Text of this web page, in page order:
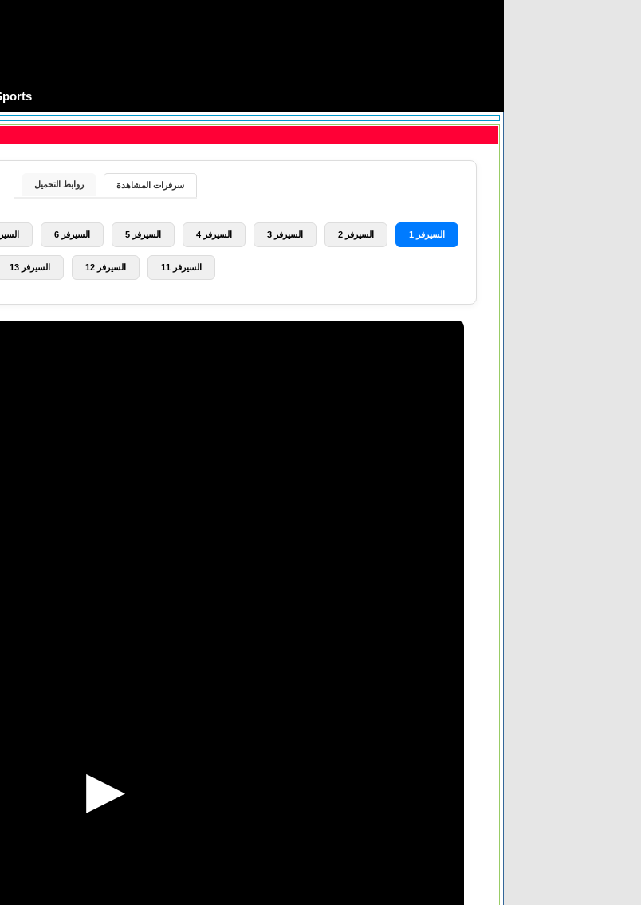
سرفرات المشاهدة روابط التحميل
السيرفر 1 السيرفر 2 السيرفر 3 السيرفر 4 السيرفر 5 السيرفر 6
السيرفر 11 السيرفر 12 السيرفر 13